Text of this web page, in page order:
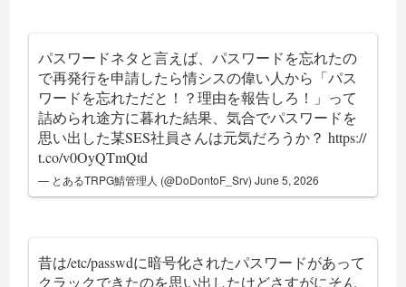
パスワードネタと言えば、パスワードを忘れたの
で再発行を申請したら情シスの偉い人から「パス
ワードを忘れただと！？理由を報告しろ！」って
詰められ途方に暮れた結果、気合でパスワードを
思い出した某SES社員さんは元気だろうか？https://
t.co/v0OyQTmQtd
— とあるTRPG鯖管理人 (@DoDontoF_Srv)June 5, 2026
昔は/etc/passwdに暗号化されたパスワードがあって
クラックできたのを思い出したけどさすがにそん